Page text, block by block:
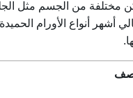
مختلفة من الجسم مثل الجلد
أشهر أنواع الأورام